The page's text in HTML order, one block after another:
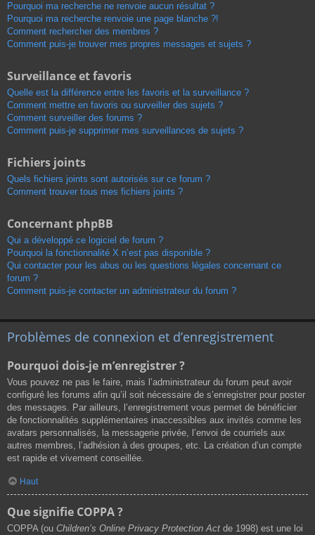
Pourquoi ma recherche ne renvoie aucun résultat ?
Pourquoi ma recherche renvoie une page blanche ?!
Comment rechercher des membres ?
Comment puis-je trouver mes propres messages et sujets ?
Surveillance et favoris
Quelle est la différence entre les favoris et la surveillance ?
Comment mettre en favoris ou surveiller des sujets ?
Comment surveiller des forums ?
Comment puis-je supprimer mes surveillances de sujets ?
Fichiers joints
Quels fichiers joints sont autorisés sur ce forum ?
Comment trouver tous mes fichiers joints ?
Concernant phpBB
Qui a développé ce logiciel de forum ?
Pourquoi la fonctionnalité X n’est pas disponible ?
Qui contacter pour les abus ou les questions légales concernant ce
forum ?
Comment puis-je contacter un administrateur du forum ?
Problèmes de connexion et d’enregistrement
Pourquoi dois-je m’enregistrer ?
Vous pouvez ne pas le faire, mais l’administrateur du forum peut avoir
configuré les forums afin qu’il soit nécessaire de s’enregistrer pour poster
des messages. Par ailleurs, l’enregistrement vous permet de bénéficier
de fonctionnalités supplémentaires inaccessibles aux invités comme les
avatars personnalisés, la messagerie privée, l’envoi de courriels aux
autres membres, l’adhésion à des groupes, etc. La création d’un compte
est rapide et vivement conseillée.
Haut
Que signifie COPPA ?
COPPA (ou Children’s Online Privacy Protection Act de 1998) est une loi